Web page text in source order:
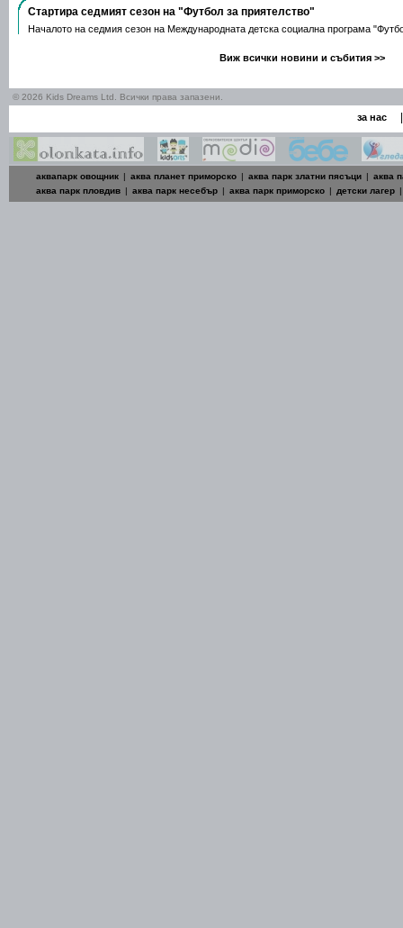
Стартира седмият сезон на "Футбол за приятелство"
Началото на седмия сезон на Международната детска социална програма
Виж всички новини и събития >>
© 2026 Kids Dreams Ltd. Всички права запазени.
за нас
аквапарк овощник | аква планет приморско | аква парк златни пясъци | аква
аква парк пловдив | аква парк несебър | аква парк приморско | детски лагер |